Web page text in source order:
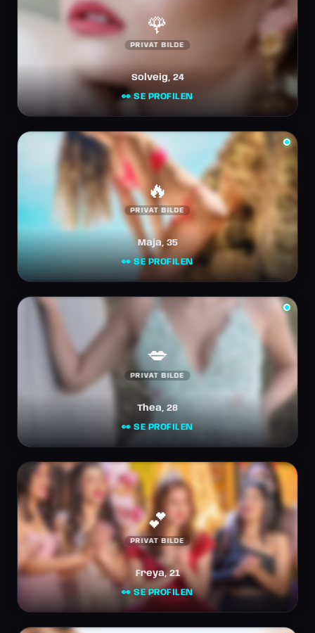
🌹
PRIVAT BILDE
Solveig, 24
👀 SE PROFILEN
🔥
PRIVAT BILDE
Maja, 35
👀 SE PROFILEN
💋
PRIVAT BILDE
Thea, 28
👀 SE PROFILEN
💕
PRIVAT BILDE
Freya, 21
👀 SE PROFILEN